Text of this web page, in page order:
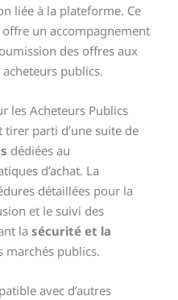
liée à la plateforme. Ce
offre un accompagnement
des offres aux
publics.
les Acheteurs Publics
tirer parti d’une suite de
dédiées au
d’achat. La
détaillées pour la
et le suivi des
lasécurité et la
marchés publics.
avec d’autres